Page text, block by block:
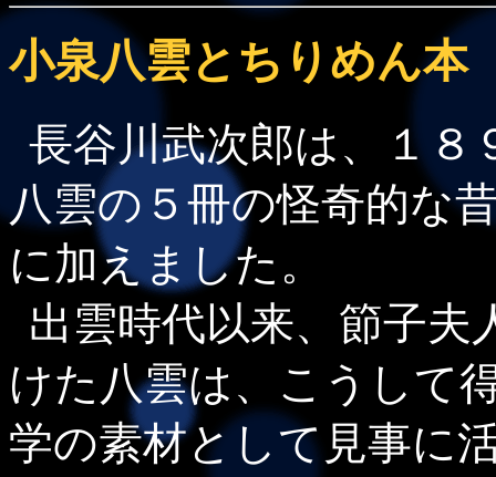
小泉八雲とちりめん本
長谷川武次郎は、１８
八雲の５冊の怪奇的な
に加えました。
出雲時代以来、節子夫
けた八雲は、こうして
学の素材として見事に